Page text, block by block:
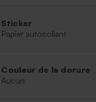
Sticker
Papier autocollant
Couleur de la dorure
Aucun